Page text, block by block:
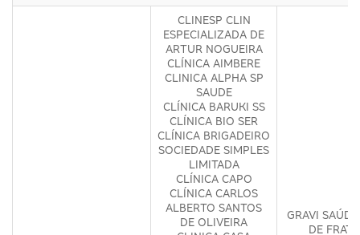
CLINESP CLIN
ESPECIALIZADA DE
ARTUR NOGUEIRA
CLÍNICA AIMBERE
CLINICA ALPHA SP
SAUDE
CLÍNICA BARUKI SS
CLÍNICA BIO SER
CLÍNICA BRIGADEIRO
SOCIEDADE SIMPLES
LIMITADA
CLÍNICA CAPO
CLÍNICA CARLOS
ALBERTO SANTOS
DE OLIVEIRA
GRAVI
DE